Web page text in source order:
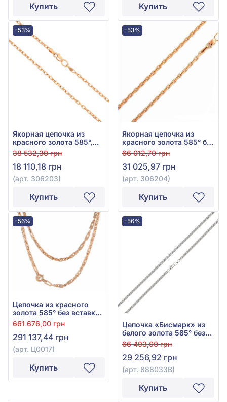
Купить Купить
-53%
Якорная цепочка из
красного золота 585°,
без вставки, арт. 306203
38 532,30 грн
18 110,18 грн
(арт. 306203)
Купить
-53%
Якорная цепочка из
красного золота 585° без
вставки, арт. 306204
66 012,70 грн
31 025,97 грн
(арт. 306204)
Купить
-56%
Цепочка из красного
золота 585° без вставки,
арт. Ц0017
661 676,00 грн
291 137,44 грн
(арт. Ц0017)
Купить
-56%
Цепочка «Бисмарк» из
белого золота 585° без
вставки, арт. 888033В
66 493,00 грн
29 256,92 грн
(арт. 888033В)
Купить